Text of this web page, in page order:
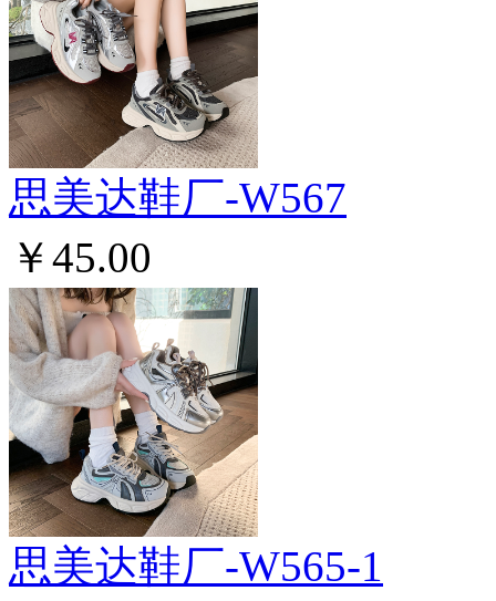
思美达鞋厂-W567
￥45.00
思美达鞋厂-W565-1